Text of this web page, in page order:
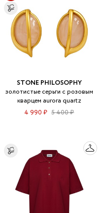
STONE PHILOSOPHY
золотистые серьги с розовым
кварцем aurora quartz
4 990 ₽ 5 400 ₽